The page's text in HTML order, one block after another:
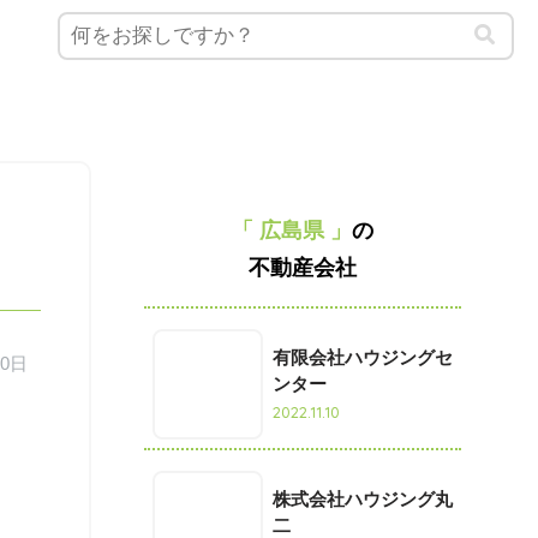
日
「 広島県 」の
不動産会社
有限会社ハウジングセ
ンター
2022.11.10
株式会社ハウジング丸
二